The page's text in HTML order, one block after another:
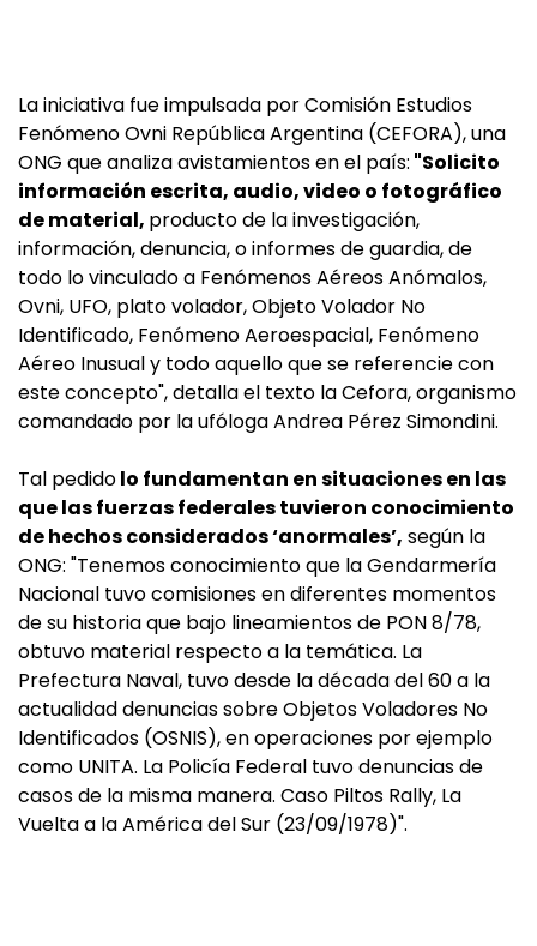
La iniciativa fue impulsada por Comisión Estudios
Fenómeno Ovni República Argentina (CEFORA), una
ONG que analiza avistamientos en el país: "Solicito
información escrita, audio, video o fotográfico
de material, producto de la investigación,
información, denuncia, o informes de guardia, de
todo lo vinculado a Fenómenos Aéreos Anómalos,
Ovni, UFO, plato volador, Objeto Volador No
Identificado, Fenómeno Aeroespacial, Fenómeno
Aéreo Inusual y todo aquello que se referencie con
este concepto", detalla el texto la Cefora, organismo
comandado por la ufóloga Andrea Pérez Simondini.
Tal pedidolo fundamentan en situaciones en las
que las fuerzas federales tuvieron conocimiento
de hechos considerados ‘anormales’, según la
ONG: "Tenemos conocimiento que la Gendarmería
Nacional tuvo comisiones en diferentes momentos
de su historia que bajo lineamientos de PON 8/78,
obtuvo material respecto a la temática. La
Prefectura Naval, tuvo desde la década del 60 a la
actualidad denuncias sobre Objetos Voladores No
Identificados (OSNIS), en operaciones por ejemplo
como UNITA. La Policía Federal tuvo denuncias de
casos de la misma manera. Caso Piltos Rally, La
Vuelta a la América del Sur (23/09/1978)".